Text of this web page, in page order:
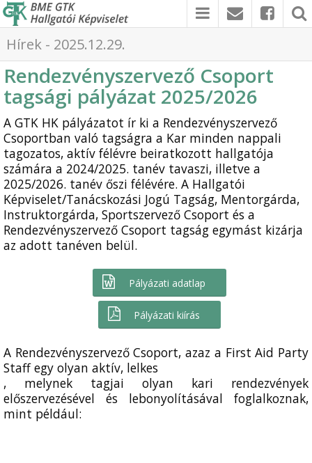
Hírek - 2025.12.29.
Rendezvényszervező Csoport
tagsági pályázat 2025/2026
A GTK HK pályázatot ír ki a Rendezvényszervező
Csoportban való tagságra a Kar minden nappali
tagozatos, aktív félévre beiratkozott hallgatója
számára a 2024/2025. tanév tavaszi, illetve a
2025/2026. tanév őszi félévére. A Hallgatói
Képviselet/Tanácskozási Jogú Tagság, Mentorgárda,
Instruktorgárda, Sportszervező Csoport és a
Rendezvényszervező Csoport tagság egymást kizárja
az adott tanéven belül.
Pályázati adatlap
Pályázati kiírás
A Rendezvényszervező Csoport, azaz a First Aid Party
Staff egy olyan aktív, lelkes
, melynek tagjai olyan kari rendezvények
előszervezésével és lebonyolításával foglalkoznak,
mint például: